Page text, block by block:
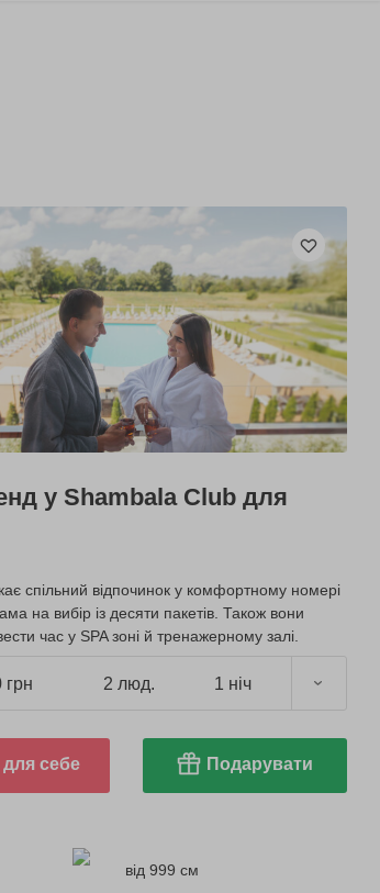
у Shambala Club для
спільний відпочинок у комфортному номері
на вибір із десяти пакетів. Також вони
час у SPA зоні й тренажерному залі.
грн 2 люд. 1 ніч
для себе Подарувати
від 999 см